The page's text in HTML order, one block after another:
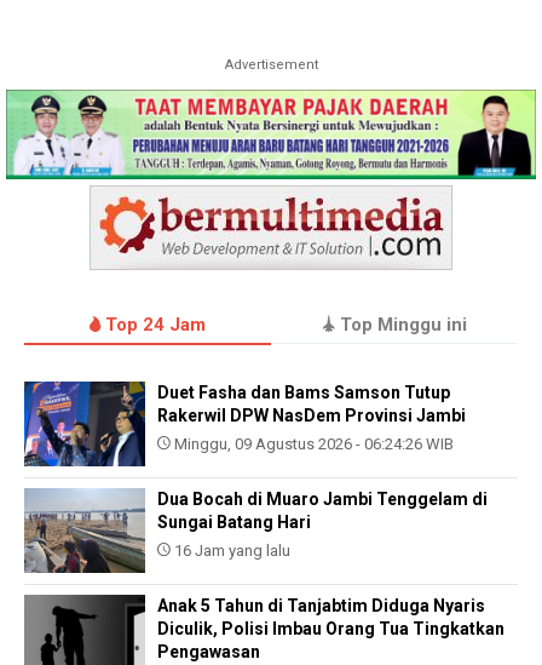
Advertisement
Top 24 Jam Top Minggu ini
Duet Fasha dan Bams Samson Tutup
Rakerwil DPW NasDem Provinsi Jambi
Minggu, 09 Agustus 2026 - 06:24:26 WIB
Dua Bocah di Muaro Jambi Tenggelam di
Sungai Batang Hari
16 Jam yang lalu
Anak 5 Tahun di Tanjabtim Diduga Nyaris
Diculik, Polisi Imbau Orang Tua Tingkatkan
Pengawasan